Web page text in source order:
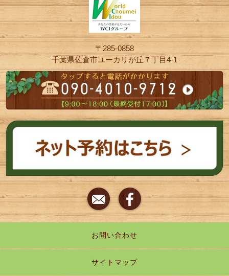
〒285-0858
千葉県佐倉市ユーカリが丘７丁目4-1
お問い合わせ
サイトマップ